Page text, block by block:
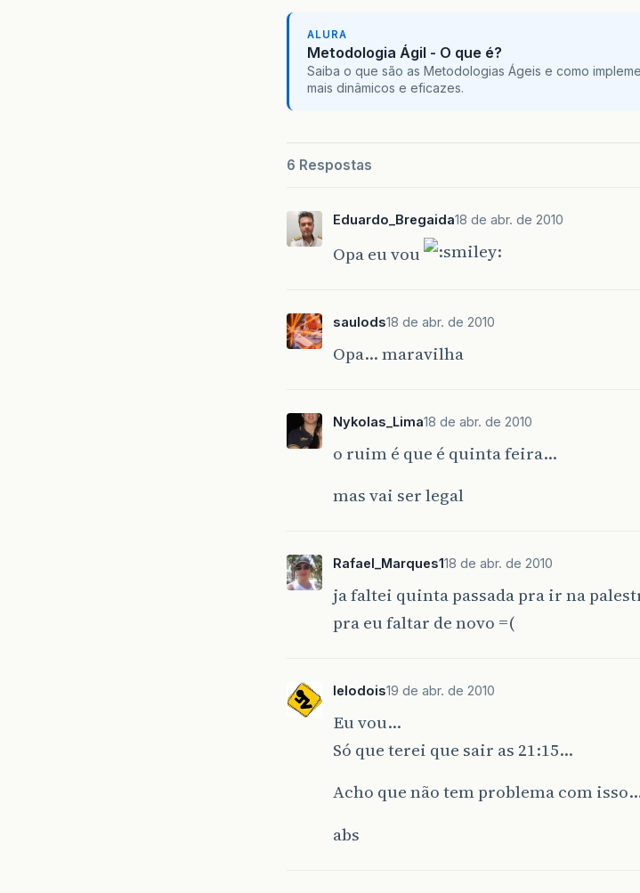
ALURA
Metodologia Ágil - O que é?
Saiba o que são as Metodologias Ágeis e como
mais dinâmicos e eficazes.
6 Respostas
Eduardo_Bregaida18 de abr. de 2010
Opa eu vou
saulods18 de abr. de 2010
Opa… maravilha
Nykolas_Lima18 de abr. de 2010
o ruim é que é quinta feira…
mas vai ser legal
Rafael_Marques118 de abr. de 2010
ja faltei quinta passada pra ir na
pra eu faltar de novo =(
lelodois19 de abr. de 2010
Eu vou…
Só que terei que sair as 21:15…
Acho que não tem problema com
abs